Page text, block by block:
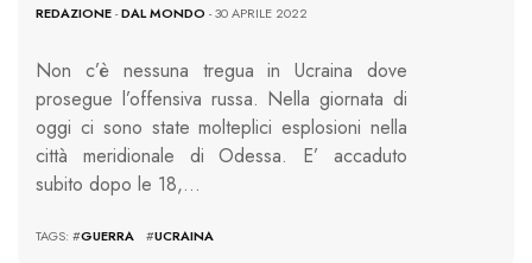
REDAZIONE-DAL MONDO - 30 APRILE 2022
Non c’è nessuna tregua in Ucraina dove
prosegue l’offensiva russa. Nella giornata di
oggi ci sono state molteplici esplosioni nella
città meridionale di Odessa. E’ accaduto
subito dopo le 18,…
TAGS: #GUERRA #UCRAINA